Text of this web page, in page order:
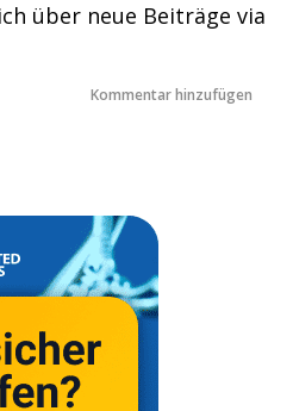
über neue Beiträge via